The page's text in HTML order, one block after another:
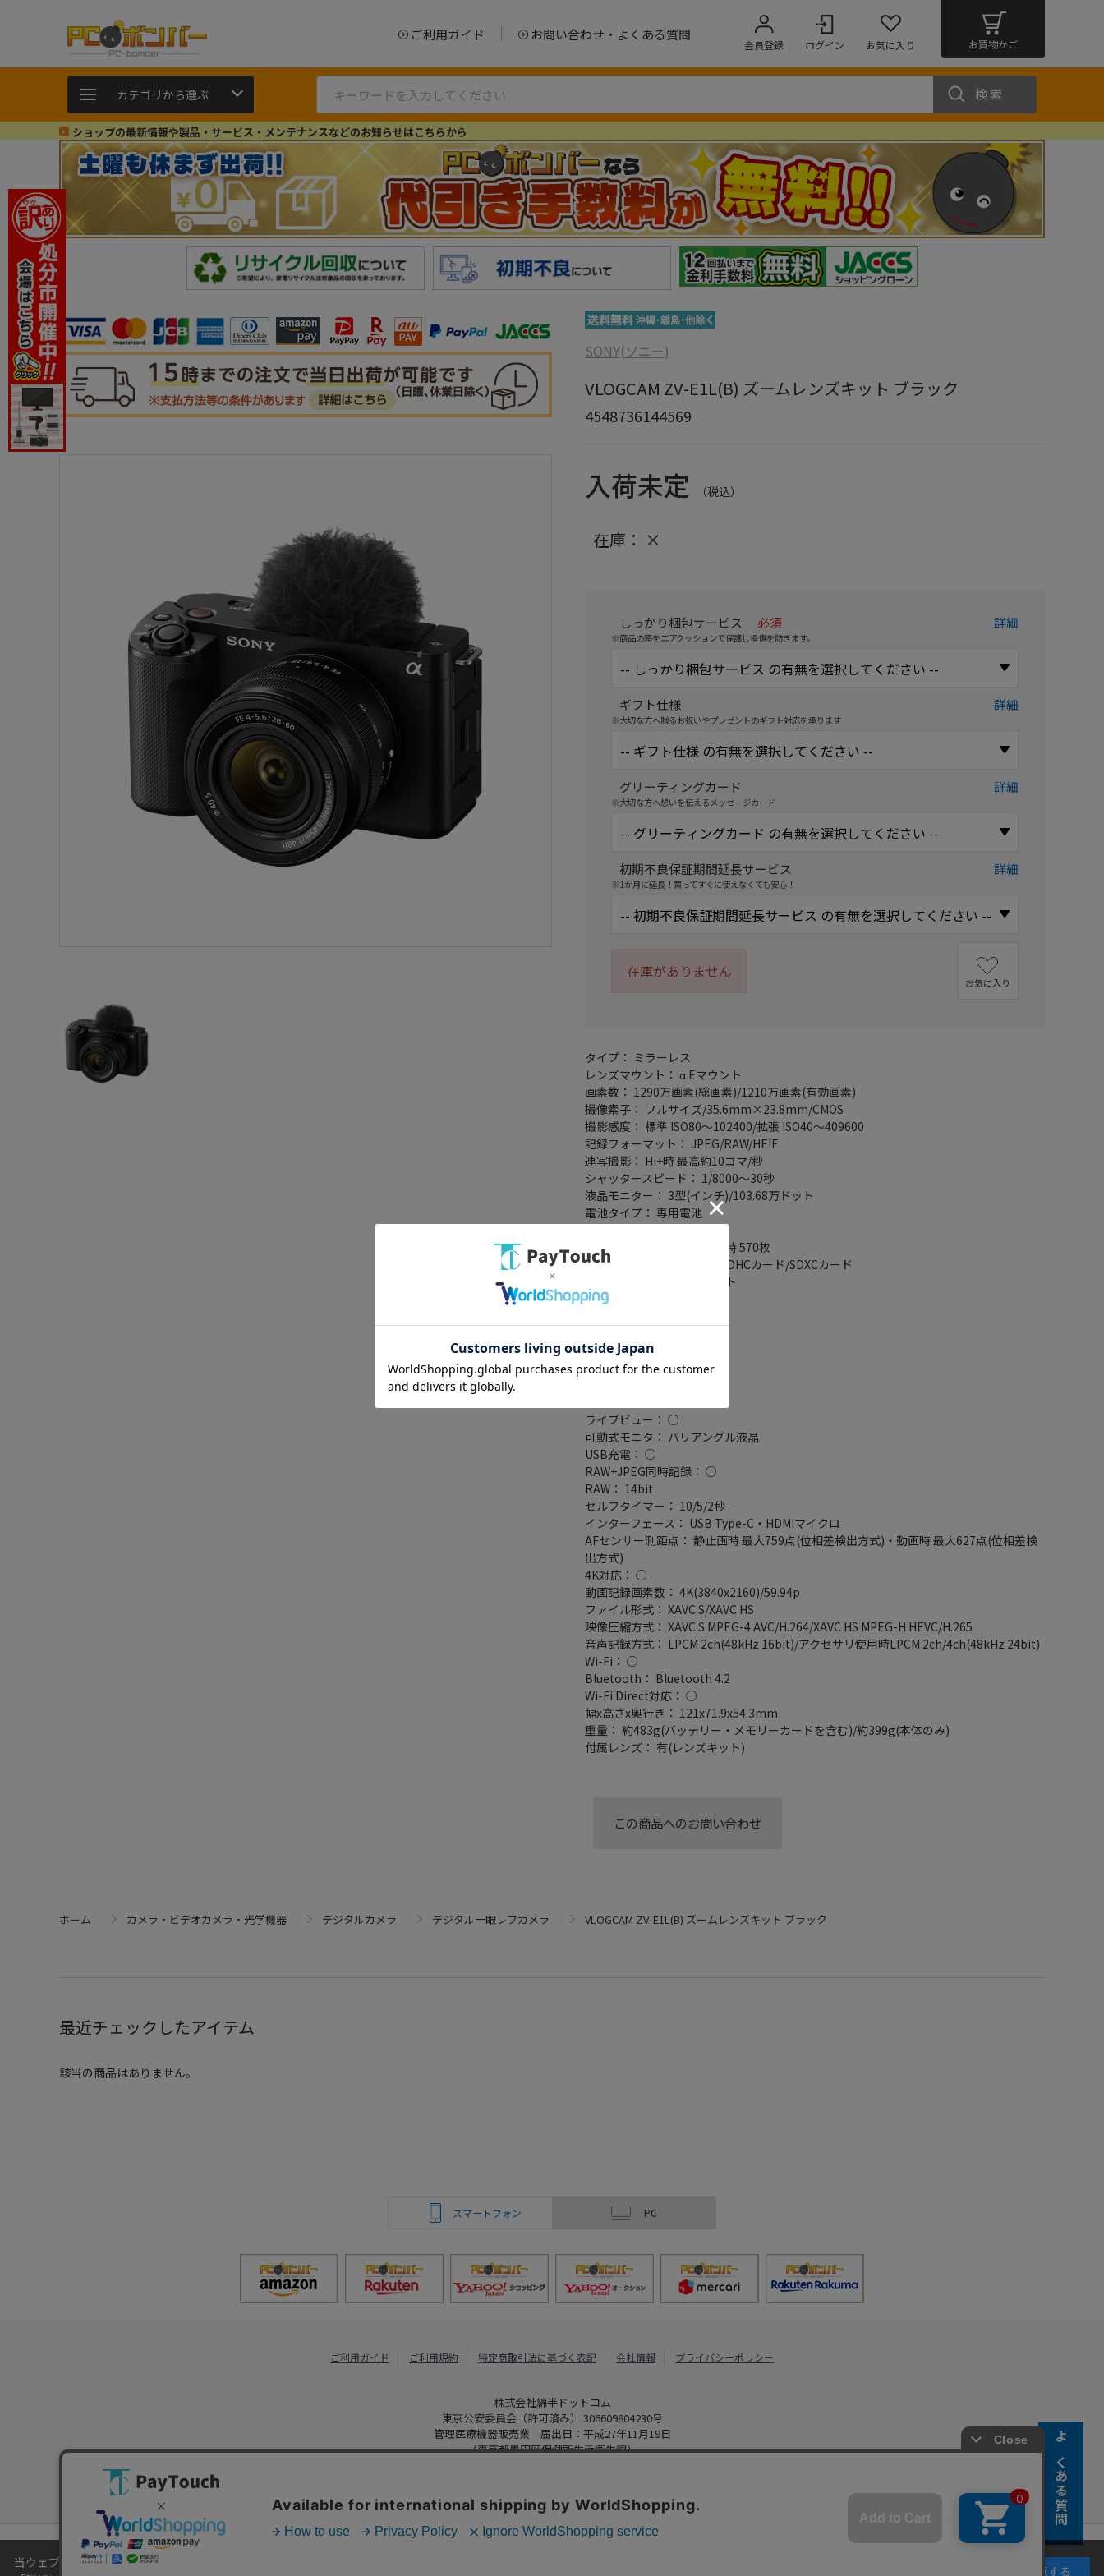
ご利用ガイド お問い合わせ・よくある質問
会員登録 ログイン お気に入り お買物かご
カテゴリから選ぶ 検索
ショップの最新情報や製品・サービス・メンテナンスなどのお知らせはこちらから
よくある質問
SONY(ソニー)
VLOGCAM ZV-E1L(B) ズームレンズキット ブラック
4548736144569
入荷未定 （税込）
在庫： ×
しっかり梱包サービス 必須
※商品の箱をエアクッションで保護し損傷を防ぎます。
詳細
ギフト仕様
※大切な方へ贈るお祝いやプレゼントのギフト対応を承ります
詳細
グリーティングカード
※大切な方へ想いを伝えるメッセージカード
詳細
初期不良保証期間延長サービス
※1か月に延長！買ってすぐに使えなくても安心！
詳細
在庫がありません
お気に入り
タイプ： ミラーレス
レンズマウント： α Eマウント
画素数： 1290万画素(総画素)/1210万画素(有効画素)
撮像素子： フルサイズ/35.6mm×23.8mm/CMOS
撮影感度： 標準 ISO80～102400/拡張 ISO40～409600
記録フォーマット： JPEG/RAW/HEIF
連写撮影： Hi+時 最高約10コマ/秒
シャッタースピード： 1/8000～30秒
液晶モニター： 3型(インチ)/103.68万ドット
電池タイプ： 専用電池
専用電池型番： NP-FZ100
撮影枚数： 液晶モニタ使用時 570枚
記録メディア： SDカード/SDHCカード/SDXCカード
スロット： シングルスロット
防塵・防滴： ○
自分撮り機能： ○
タッチパネル： ○
ライブビュー： ○
可動式モニタ： バリアングル液晶
USB充電： ○
RAW+JPEG同時記録： ○
RAW： 14bit
セルフタイマー： 10/5/2秒
インターフェース： USB Type-C・HDMIマイクロ
AFセンサー測距点： 静止画時 最大759点(位相差検出方式)・動画時 最大627点(位相差検
出方式)
4K対応： ○
動画記録画素数： 4K(3840x2160)/59.94p
ファイル形式： XAVC S/XAVC HS
映像圧縮方式： XAVC S MPEG-4 AVC/H.264/XAVC HS MPEG-H HEVC/H.265
音声記録方式： LPCM 2ch(48kHz 16bit)/アクセサリ使用時LPCM 2ch/4ch(48kHz 24bit)
Wi-Fi： ○
Bluetooth： Bluetooth 4.2
Wi-Fi Direct対応： ○
幅x高さx奥行き： 121x71.9x54.3mm
重量： 約483g(バッテリー・メモリーカードを含む)/約399g(本体のみ)
付属レンズ： 有(レンズキット)
この商品へのお問い合わせ
ホーム カメラ・ビデオカメラ・光学機器 デジタルカメラ デジタル一眼レフカメラ VLOGCAM ZV-E1L(B) ズームレンズキット ブラック
最近チェックしたアイテム
該当の商品はありません。
スマートフォン PC
ご利用ガイド ご利用規約 特定商取引法に基づく表記 会社情報 プライバシーポリシー
株式会社綿半ドットコム
東京公安委員会（許可済み） 306609804230号
管理医療機器販売業 届出日：平成27年11月19日
（東京都墨田区保健所生活衛生課）
Copyright 2022Watahan.com Co., Ltd. Powered by Watahan Partners Co., Ltd.
当ウェブサイトでは、お客様により良いサービスをご提供するため、クッキーを利用しています。サイト利用を継続することにより、クッキーの使用に同意するものとします。詳細については
同意する